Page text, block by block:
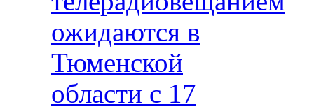
ожидаются в
Тюменской
области с 17